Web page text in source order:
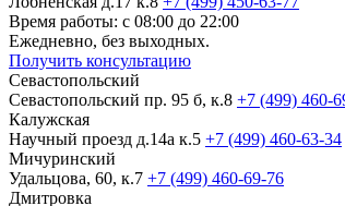
Время работы: с 08:00 до 22:00
Ежедневно, без выходных.
Получить консультацию
Севастопольский
Севастопольский пр. 95 б, к.8 +7 (499) 460-
Калужская
Научный проезд д.14а к.5 +7 (499) 460-63-34
Мичуринский
Удальцова, 60, к.7 +7 (499) 460-69-76
Дмитровка